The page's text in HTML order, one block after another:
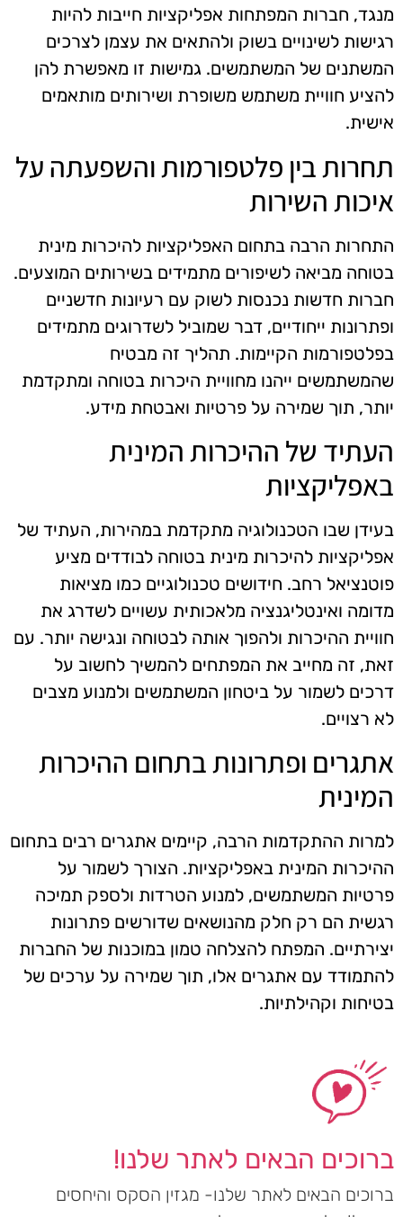
מנגד, חברות המפתחות אפליקציות חייבות להיות
רגישות לשינויים בשוק ולהתאים את עצמן לצרכים
המשתנים של המשתמשים. גמישות זו מאפשרת להן
להציע חוויית משתמש משופרת ושירותים מותאמים
אישית.
תחרות בין פלטפורמות והשפעתה על
איכות השירות
התחרות הרבה בתחום האפליקציות להיכרות מינית
בטוחה מביאה לשיפורים מתמידים בשירותים המוצעים.
חברות חדשות נכנסות לשוק עם רעיונות חדשניים
ופתרונות ייחודיים, דבר שמוביל לשדרוגים מתמידים
בפלטפורמות הקיימות. תהליך זה מבטיח
שהמשתמשים ייהנו מחוויית היכרות בטוחה ומתקדמת
יותר, תוך שמירה על פרטיות ואבטחת מידע.
העתיד של ההיכרות המינית
באפליקציות
בעידן שבו הטכנולוגיה מתקדמת במהירות, העתיד של
אפליקציות להיכרות מינית בטוחה לבודדים מציע
פוטנציאל רחב. חידושים טכנולוגיים כמו מציאות
מדומה ואינטליגנציה מלאכותית עשויים לשדרג את
חוויית ההיכרות ולהפוך אותה לבטוחה ונגישה יותר. עם
זאת, זה מחייב את המפתחים להמשיך לחשוב על
דרכים לשמור על ביטחון המשתמשים ולמנוע מצבים
לא רצויים.
אתגרים ופתרונות בתחום ההיכרות
המינית
למרות ההתקדמות הרבה, קיימים אתגרים רבים בתחום
ההיכרות המינית באפליקציות. הצורך לשמור על
פרטיות המשתמשים, למנוע הטרדות ולספק תמיכה
רגשית הם רק חלק מהנושאים שדורשים פתרונות
יצירתיים. המפתח להצלחה טמון במוכנות של החברות
להתמודד עם אתגרים אלו, תוך שמירה על ערכים של
בטיחות וקהילתיות.
ברוכים הבאים לאתר שלנו!
ברוכים הבאים לאתר שלנו- מגזין הסקס והיחסים